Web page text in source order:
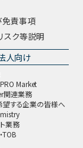
免責事項
スク等説明
人向け
Market
関連業務
望する企業の皆様へ
業務
TOB